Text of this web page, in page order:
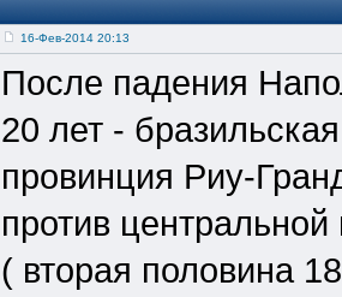
16-Фев-2014 20:13
После падения
20 лет - бразильская
провинция Риу-
против центральной
( вторая половина